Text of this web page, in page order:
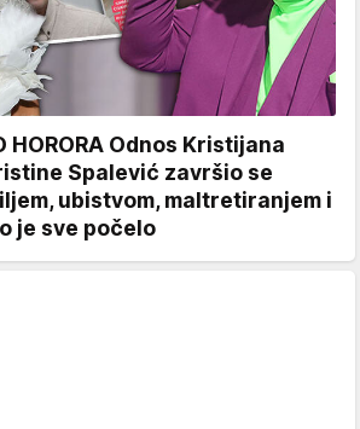
HORORA Odnos Kristijana
Spalević završio se
ubistvom, maltretiranjem i
je sve počelo